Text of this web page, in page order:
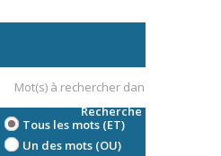
Tous les mots (ET)
Un des mots (OU)
Recherche avancée